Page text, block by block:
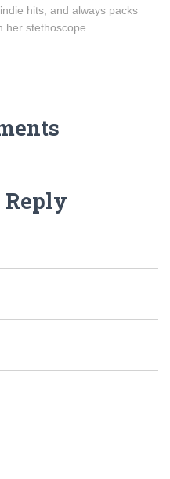
hits, and always packs
her stethoscope.
Reply